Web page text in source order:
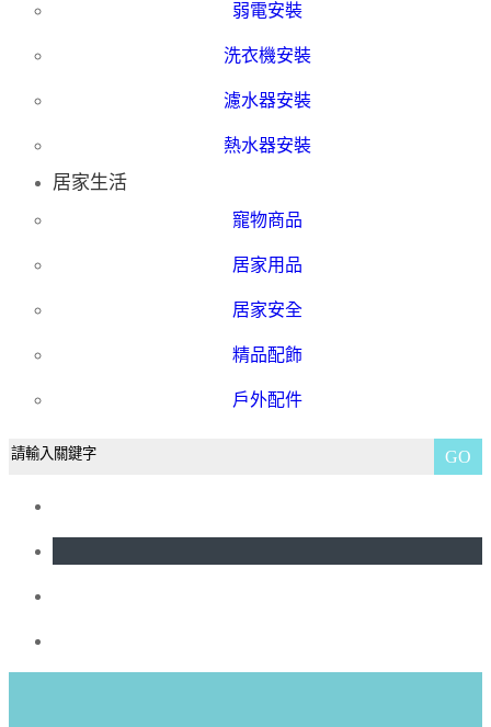
弱電安裝
洗衣機安裝
濾水器安裝
熱水器安裝
居家生活
寵物商品
居家用品
居家安全
精品配飾
戶外配件
GO